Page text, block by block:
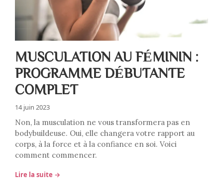
MUSCULATION AU FÉMININ :
PROGRAMME DÉBUTANTE
COMPLET
14 juin 2023
Non, la musculation ne vous transformera pas en
bodybuildeuse. Oui, elle changera votre rapport au
corps, à la force et à la confiance en soi. Voici
comment commencer.
Lire la suite →